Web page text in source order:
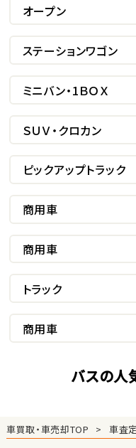
オープン
ステーションワゴン
ミニバン・1ＢＯＸ
ＳＵＶ・クロカン
ピックアップトラック
商用車
商用車
トラック
商用車
バスの人
車買取・車売却TOP 車査